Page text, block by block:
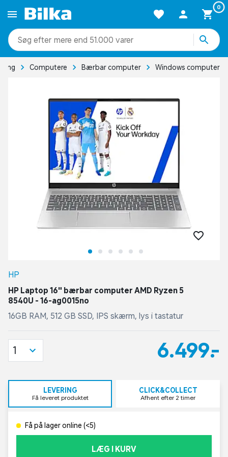
0
mere end 51.000 varer
Computere Bærbar computer Windows computer
HP
HP Laptop 16" bærbar computer AMD Ryzen 5
8540U - 16-ag0015no
16GB RAM, 512 GB SSD, IPS skærm, lys i tastatur
6.499,-
1
LEVERING
Få leveret produktet
CLICK&COLLECT
Afhent efter 2 timer
Få på lager online (<5)
LÆG I KURV